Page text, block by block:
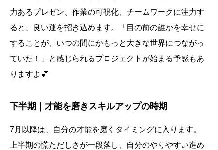
力あるプレゼン、作業の可視化、チームワークに注力す
ると、良い運を招き込めます。「目の前の誰かを幸せに
することが、いつの間にかもっと大きな世界につながっ
ていた！」と感じられるプロジェクトが始まる予感もあ
りますよ💕
下半期｜才能を磨きスキルアップの時期
7月以降は、自分の才能を磨くタイミングに入ります。
上半期の慌ただしさが一段落し、自分のやりやすい進め